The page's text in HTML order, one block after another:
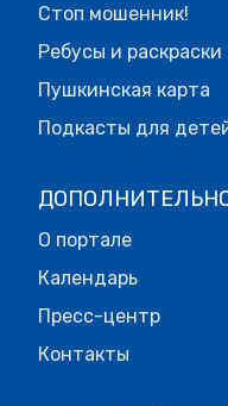
Стоп мошенник!
Ребусы и раскраски
Пушкинская карта
Подкасты для
О портале
Календарь
Пресс-центр
Контакты